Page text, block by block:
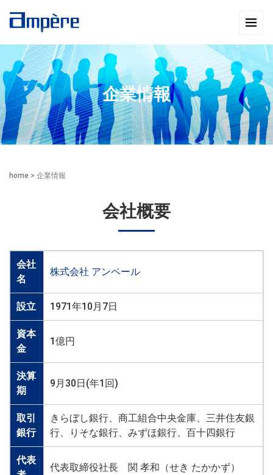
企業情報
home > 企業情報
会社概要
会社
名
株式会社 アンペール
設立 1971年10月7日
資本
金
1億円
決算
期
9月30日(年1回)
取引
銀行
きらぼし銀行、商工組合中央金庫、三井住友銀
行、りそな銀行、みずほ銀行、百十四銀行
代表
代表取締役社長 関 孝和（せき たかかず）